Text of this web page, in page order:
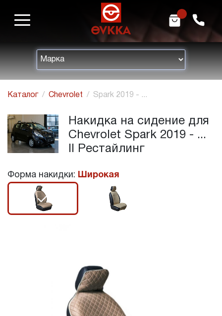
h m
Каталог Chevrolet Spark 2019 - ...
Накидка на сидение для
Chevrolet Spark 2019 - ...
II Рестайлинг
Форма накидки: Широкая
r